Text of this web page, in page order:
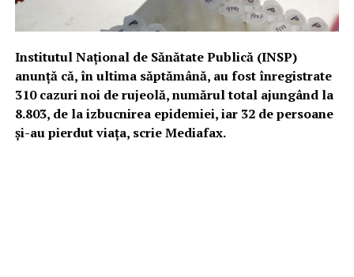
Institutul Naţional de Sănătate Publică (INSP)
anunţă că, în ultima săptămână, au fost înregistrate
310 cazuri noi de rujeolă, numărul total ajungând la
8.803, de la izbucnirea epidemiei, iar 32 de persoane
şi-au pierdut viaţa, scrie Mediafax.